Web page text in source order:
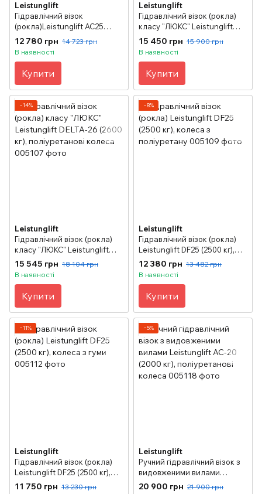
Leistunglift
Гідравлічний візок
(рокла)Leistunglift АС25
(2500кг); поліуретанові
колеса
12 780 грн 14 723 грн
В наявності
Купити
Leistunglift
Гідравлічний візок (рокла)
класу "ЛЮКС" Leistunglift
DELTA-26 (2600 кг), гумові
колеса
15 450 грн 15 900 грн
В наявності
Купити
−14%
Leistunglift
Гідравлічний візок (рокла)
класу "ЛЮКС" Leistunglift
DELTA-26 (2600 кг),
поліуретанові колеса
15 545 грн 18 104 грн
В наявності
Купити
−8%
Leistunglift
Гідравлічний візок (рокла)
Leistunglift DF25 (2500 кг),
колеса з поліуретану
12 380 грн 13 482 грн
В наявності
Купити
−11%
Leistunglift
Гідравлічний візок (рокла)
Leistunglift DF25 (2500 кг),
колеса з гуми
11 750 грн 13 230 грн
−5%
Leistunglift
Ручний гідравлічний візок з
видовженими вилами
Leistunglift АС-20 (2000 кг),
20 900 грн 21 900 грн